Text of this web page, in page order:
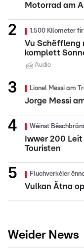
Motorrad am
1.500 Kilometer
Vu Schëffleng
komplett
Audio
Lionel Messi am
Jorge Messi
Wéinst
Iwwer 200
Touristen
Fluchverkéier
Vulkan Ätna
Weider News